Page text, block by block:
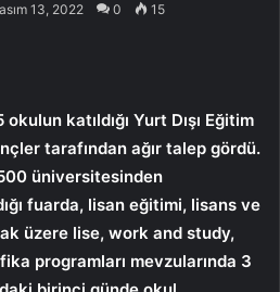
13, 2022 0 15
katıldığı Yurt Dışı Eğitim
tarafından ağır talep gördü.
üniversitesinden
fuarda, lisan eğitimi, lisans ve
üzere lise, work and study,
programları mevzularında 3